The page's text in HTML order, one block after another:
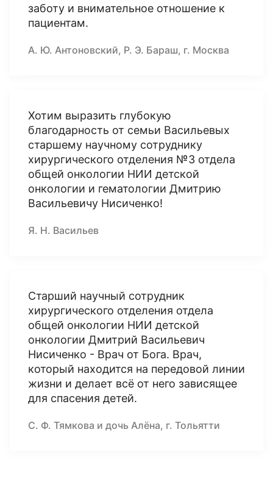
заботу и внимательное отношение к
пациентам.
А. Ю. Антоновский, Р. Э. Бараш, г. Москва
Хотим выразить глубокую
благодарность от семьи Васильевых
старшему научному сотруднику
хирургического отделения №3 отдела
общей онкологии НИИ детской
онкологии и гематологии Дмитрию
Васильевичу Нисиченко!
Я. Н. Васильев
Старший научный сотрудник
хирургического отделения отдела
общей онкологии НИИ детской
онкологии Дмитрий Васильевич
Нисиченко - Врач от Бога. Врач,
который находится на передовой линии
жизни и делает всё от него зависящее
для спасения детей.
С. Ф. Тямкова и дочь Алёна, г. Тольятти